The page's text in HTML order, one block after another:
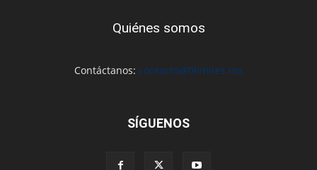
Quiénes somos
Contáctanos: contacto@0limites.mx
SÍGUENOS